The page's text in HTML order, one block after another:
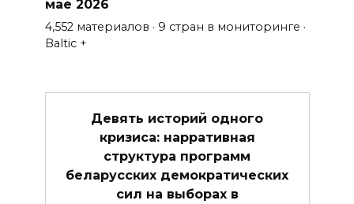
мае 2026
4,552 материалов · 9 стран в мониторинге ·
Baltic +
Девять историй одного
кризиса: нарративная
структура программ
беларусских демократических
сил на выборах в